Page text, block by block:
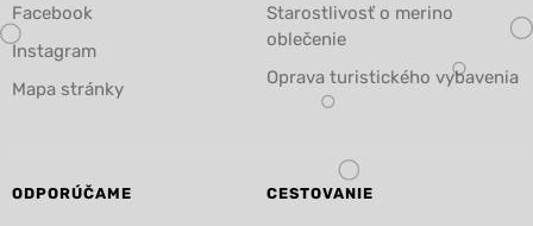
Facebook
Instagram
Mapa stránky
Starostlivosť o merino
oblečenie
Oprava turistického vybavenia
ODPORÚČAME CESTOVANIE